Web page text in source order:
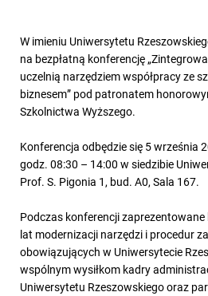
W imieniu Uniwersytetu
na bezpłatną konferencję
uczelnią narzędziem współpracy ze
biznesem” pod patronatem
Szkolnictwa Wyższego.
Konferencja odbędzie się 5 września
godz. 08:30 – 14:00 w siedzibie
Prof. S. Pigonia 1, bud. A0, Sala 167.
Podczas konferencji
lat modernizacji narzędzi i procedur
obowiązujących w Uniwersytecie
wspólnym wysiłkom kadry
Uniwersytetu Rzeszowskiego oraz